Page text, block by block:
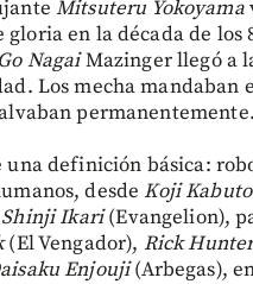
Mitsuteru Yokoyama
gloria en la década de los
Go NagaiMazinger llegó a
Los mecha mandaban
permanentemente.
una definición básica:
desdeKojiKabuto
ShinjiIkari(Evangelion),
(El Vengador), Rick
Enjouji(Arbegas),